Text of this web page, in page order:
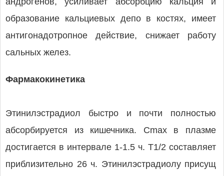
образование кальциевых депо в костях, имеет
антигонадотропное действие, снижает работу
сальных желез.
Фармакокинетика
Этинилэстрадиол быстро и почти полностью
абсорбируется из кишечника. Cmax в плазме
достигается в интервале 1-1.5 ч. T1/2 составляет
приблизительно 26 ч. Этинилэстрадиолу присущ